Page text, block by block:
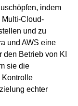
indem
Multi-Cloud-
und zu
und AWS eine
Betrieb von KI
sie die
Kontrolle
echter